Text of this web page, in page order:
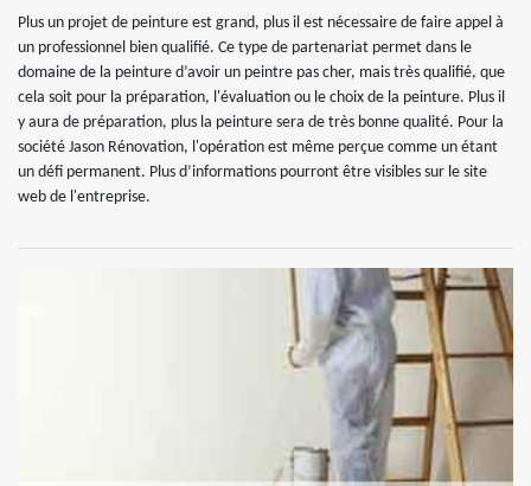
Plus un projet de peinture est grand, plus il est nécessaire de faire appel à
un professionnel bien qualifié. Ce type de partenariat permet dans le
domaine de la peinture d’avoir un peintre pas cher, mais très qualifié, que
cela soit pour la préparation, l'évaluation ou le choix de la peinture. Plus il
y aura de préparation, plus la peinture sera de très bonne qualité. Pour la
société Jason Rénovation, l'opération est même perçue comme un étant
un défi permanent. Plus d’informations pourront être visibles sur le site
web de l'entreprise.